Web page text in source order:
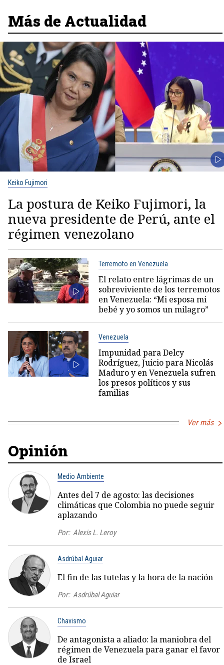
Más de Actualidad
Keiko Fujimori
La postura de Keiko Fujimori, la
nueva presidente de Perú, ante el
régimen venezolano
Terremoto en Venezuela
El relato entre lágrimas de un
sobreviviente de los terremotos
en Venezuela: “Mi esposa mi
bebé y yo somos un milagro”
Venezuela
Impunidad para Delcy
Rodríguez, Juicio para Nicolás
Maduro y en Venezuela sufren
los presos políticos y sus
familias
Ver más
Opinión
Medio Ambiente
Antes del 7 de agosto: las decisiones
climáticas que Colombia no puede seguir
aplazando
Por: Alexis L. Leroy
Asdrúbal Aguiar
El fin de las tutelas y la hora de la nación
Por: Asdrúbal Aguiar
Chavismo
De antagonista a aliado: la maniobra del
régimen de Venezuela para ganar el favor
de Israel